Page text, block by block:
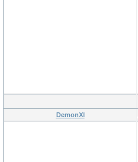
DemonXI